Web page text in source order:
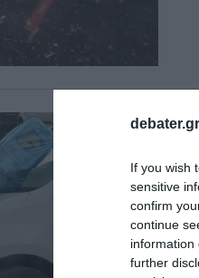
If you wish
sensitive
confirm
continue
information
further